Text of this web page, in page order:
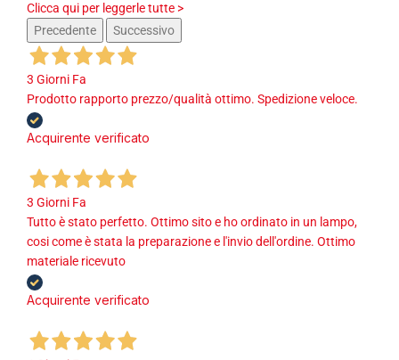
Clicca qui per leggerle tutte >
Precedente
Successivo
3 Giorni Fa
Prodotto rapporto prezzo/qualità ottimo. Spedizione veloce.
Acquirente verificato
3 Giorni Fa
Tutto è stato perfetto. Ottimo sito e ho ordinato in un lampo,
cosi come è stata la preparazione e l'invio dell'ordine. Ottimo
materiale ricevuto
Acquirente verificato